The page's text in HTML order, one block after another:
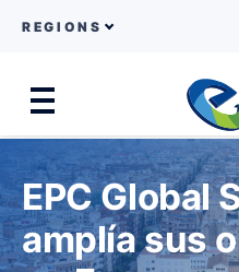
Skip to content
REGIONS
EPC Global
amplía sus